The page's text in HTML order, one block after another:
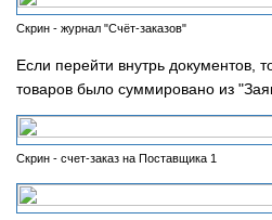
Скрин - журнал "Счёт-заказов"
Если перейти внутрь документов,
товаров было суммировано из
Скрин - счет-заказ на Поставщика 1